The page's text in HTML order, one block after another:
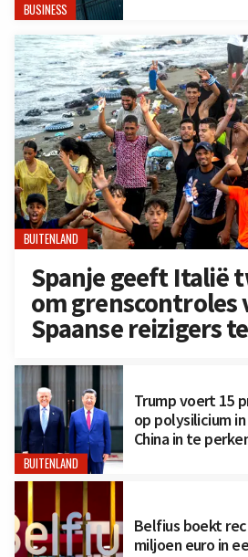
BUSINESS
BUITENLAND
Spanje geeft Italië
om grenscontroles
Spaanse reizigers
BUITENLAND
Trump voert 15
op polysilicium
China in te
Belfius boekt
miljoen euro in